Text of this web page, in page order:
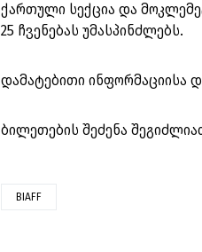
ქართული სექცია და
25 ჩვენებას უმასპინძლებს.
დამატებითი ინფორმაციისა
ბილეთების შეძენა
BIAFF